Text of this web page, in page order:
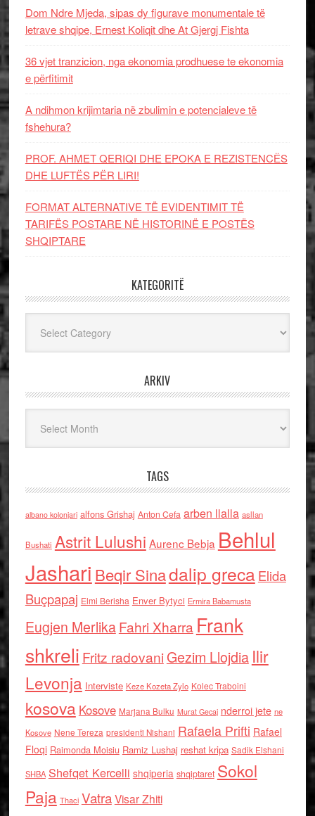
Dom Ndre Mjeda, sipas dy figurave monumentale të
letrave shqipe, Ernest Koliqit dhe At Gjergj Fishta
36 vjet tranzicion, nga ekonomia prodhuese te ekonomia
e përfitimit
A ndihmon krijimtaria në zbulimin e potencialeve të
fshehura?
PROF. AHMET QERIQI DHE EPOKA E REZISTENCЁS
DHE LUFTЁS PЁR LIRI!
FORMAT ALTERNATIVE TË EVIDENTIMIT TË
TARIFËS POSTARE NË HISTORINË E POSTËS
SHQIPTARE
KATEGORITË
ARKIV
TAGS
albano kolonjari alfons Grishaj Anton Cefa arben llalla asllan
Bushati Astrit Lulushi Aurenc Bebja Behlul
Jashari Beqir Sinadalip grecaElida
Buçpapaj Elmi Berisha Enver Bytyci Ermira Babamusta
Eugjen MerlikaFahri Xharra Frank
shkreli Fritz radovaniGezim Llojdia Ilir
Levonja Interviste Keze Kozeta Zylo Kolec Traboini
kosova Kosove Marjana Bulku Murat Gecaj nderroi jete ne
Kosove Nene Tereza presidenti Nishani Rafaela Prifti Rafael
Floqi Raimonda Moisiu Ramiz Lushaj reshat kripa Sadik Elshani
SHBA Shefqet Kercelli shqiperia shqiptaret Sokol
Paja Thaci VatraVisar Zhiti